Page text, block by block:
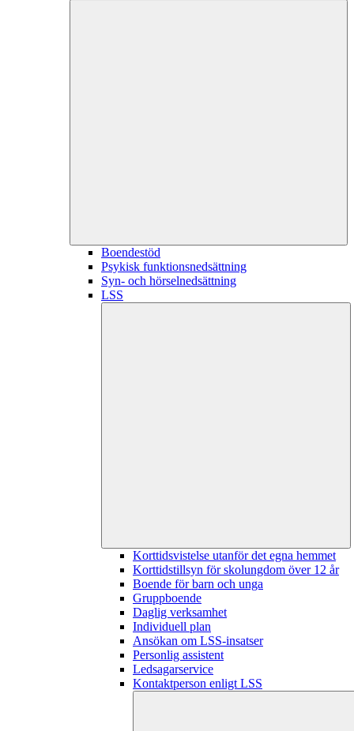
Boendestöd
Psykisk funktionsnedsättning
Syn- och hörselnedsättning
LSS
Korttidsvistelse utanför det egna hemmet
Korttidstillsyn för skolungdom över 12 år
Boende för barn och unga
Gruppboende
Daglig verksamhet
Individuell plan
Ansökan om LSS-insatser
Personlig assistent
Ledsagarservice
Kontaktperson enligt LSS